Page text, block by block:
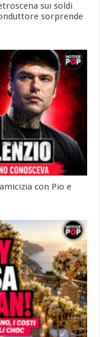
sui soldi
sorprende
con Pio e